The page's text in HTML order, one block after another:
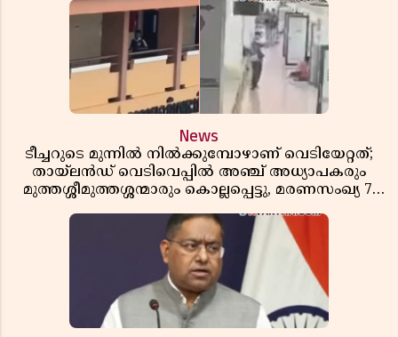
News
ടീച്ചറുടെ മുന്നിൽ നിൽക്കുമ്പോഴാണ് വെടിയേറ്റത്;
തായ്‌ലൻഡ് വെടിവെപ്പിൽ അഞ്ച് അധ്യാപകരും
മുത്തശ്ശീമുത്തശ്ശന്മാരും കൊല്ലപ്പെട്ടു, മരണസംഖ്യ 7;